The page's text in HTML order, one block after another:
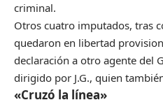
criminal.
Otros cuatro imputados, tras
quedaron en libertad
declaración a otro agente del
dirigido por J.G., quien
«Cruzó la línea»